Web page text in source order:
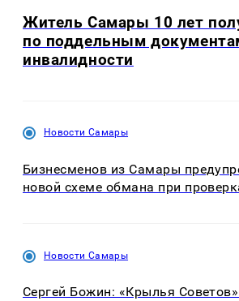
Житель Самары 10 лет
по поддельным
инвалидности
Новости Самары
Бизнесменов из Самары
новой схеме обмана при
Новости Самары
Сергей Божин: «Крылья